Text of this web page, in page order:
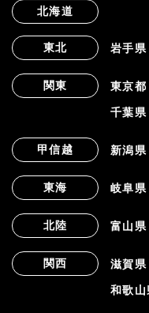
北海道
東北 岩手県
関東 東京都
千葉県
甲信越 新潟県
東海 岐阜県
北陸 富山県
関西 滋賀県
和歌山